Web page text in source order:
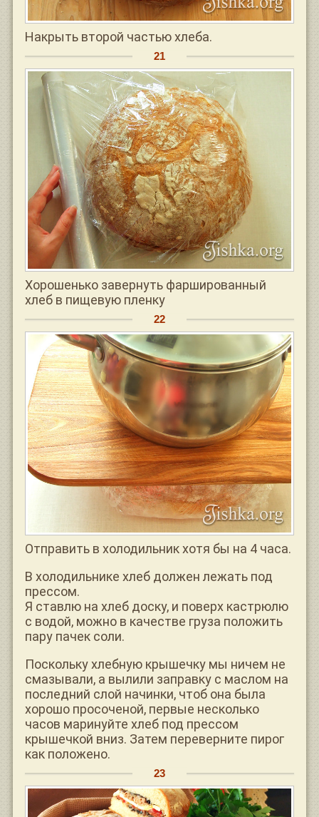
Накрыть второй частью хлеба.
Хорошенько завернуть фаршированный
хлеб в пищевую пленку
Отправить в холодильник хотя бы на 4 часа.
В холодильнике хлеб должен лежать под
прессом.
Я ставлю на хлеб доску, и поверх кастрюлю
с водой, можно в качестве груза положить
пару пачек соли.
Поскольку хлебную крышечку мы ничем не
смазывали, а вылили заправку с маслом на
последний слой начинки, чтоб она была
хорошо просоченой, первые несколько
часов маринуйте хлеб под прессом
крышечкой вниз. Затем переверните пирог
как положено.